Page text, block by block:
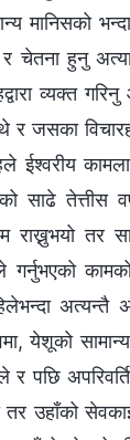
मानिसको
र चेतना हुनु
व्यक्त
र जसका
ईश्‍वरीय
साढे तेत्तीस
राख्नुभयो तर
गर्नुभएको
येशूको
र पछि
तर उहाँको